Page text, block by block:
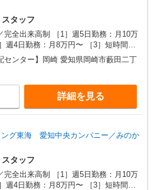
タッフ
完全出来高制 ［1］週5日勤務：月10万
週4日勤務：月8万円〜 ［3］短時間勤
円固定 ※［1］［2］月額例/完全出来高
間補償あり） ◎扶養の範囲内OK ◎扶養
えた高収入も応相談 働ける時間や環境
最大限に考慮します。 初めての方・少
のある方、お気軽にお問い合わせくだ
入補償/月10万円（週5日勤務） ※収入
/日 11日間、10：00〜13：30） ※月15
コース新導入(8:30〜15:30）
センター】岡崎 愛知県岡崎市藪田二丁
詳細を見る
グ東海 愛知中央カンパニー／みのか
タッフ
完全出来高制 ［1］週5日勤務：月10万
週4日勤務：月8万円〜 ［3］短時間勤